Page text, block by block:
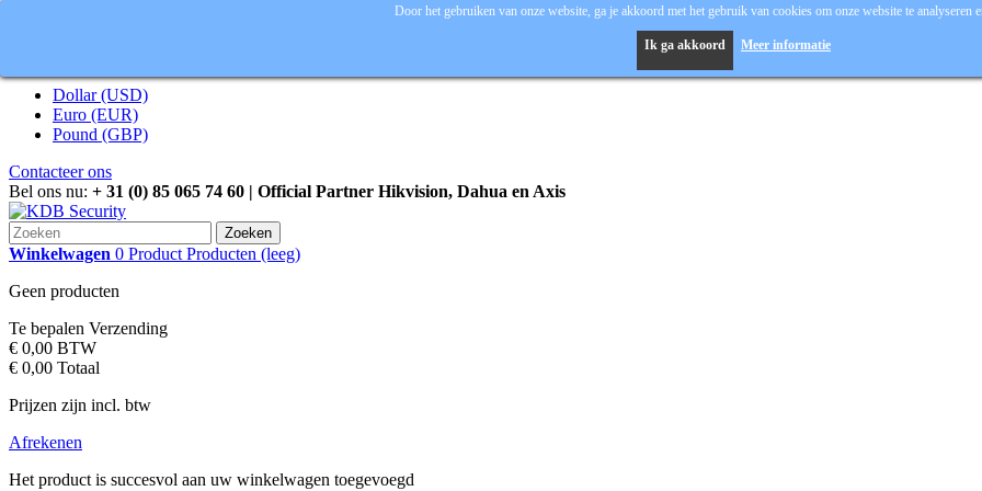
Dollar (USD)
Euro (EUR)
Pound (GBP)
Contacteer ons
Bel ons nu: + 31 (0) 85 065 74 60 | Official Partner Hikvision, Dahua en Axis
Zoeken
Winkelwagen 0 Product Producten (leeg)
Geen producten
Te bepalen Verzending
€ 0,00 BTW
€ 0,00 Totaal
Prijzen zijn incl. btw
Afrekenen
Het product is succesvol aan uw winkelwagen toegevoegd
Door het gebruiken van onze website, ga je akkoord met het gebruik van cookies om onze website te analyseren
Ik ga akkoord Meer informatie